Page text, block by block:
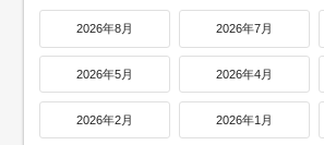
2026年8月 2026年7月
2026年5月 2026年4月
2026年2月 2026年1月